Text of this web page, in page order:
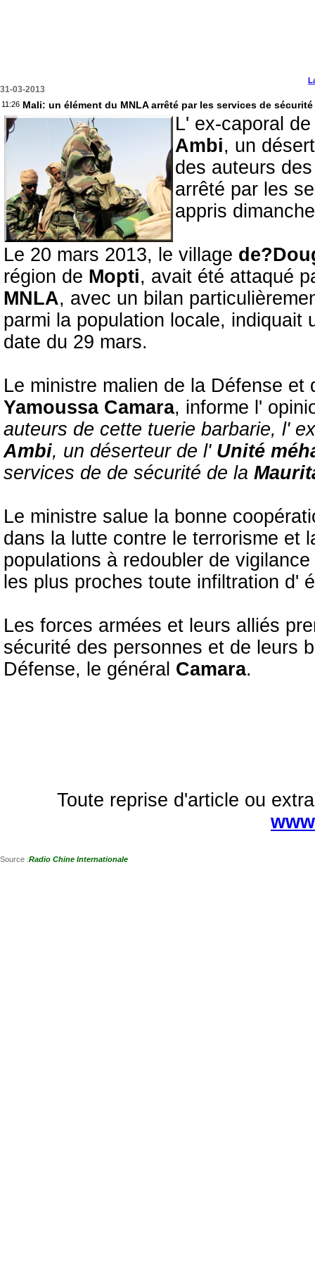
31-03-2013
11:26 Mali: un élément du MNLA arrêté par les services de
L' ex-caporal
Ambi, un
des auteurs
arrêté par les
appris
Le 20 mars 2013, le village
région de Mopti, avait été attaqué
MNLA, avec un bilan
parmi la population locale, indiquait
date du 29 mars.
Le ministre malien de la Défense
Yamoussa Camara, informe l'
auteurs de cette tuerie barbarie, l'
Ambi, un déserteur de l' Unité
services de de sécurité de la
Le ministre salue la bonne
dans la lutte contre le terrorisme et
populations à redoubler de
les plus proches toute infiltration d'
Les forces armées et leurs alliés
sécurité des personnes et de leurs
Défense, le général Camara.
Toute reprise d'article ou
Source :Radio Chine Internationale